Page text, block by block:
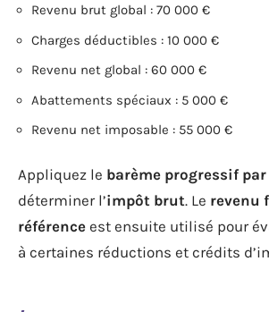
Revenu brut global : 70 000 €
Charges déductibles : 10 000 €
Revenu net global : 60 000 €
Abattements spéciaux : 5 000 €
Revenu net imposable : 55 000 €
Appliquez le barème progressif
déterminer l’impôt brut. Le revenu
référence est ensuite utilisé pour
à certaines réductions et crédits